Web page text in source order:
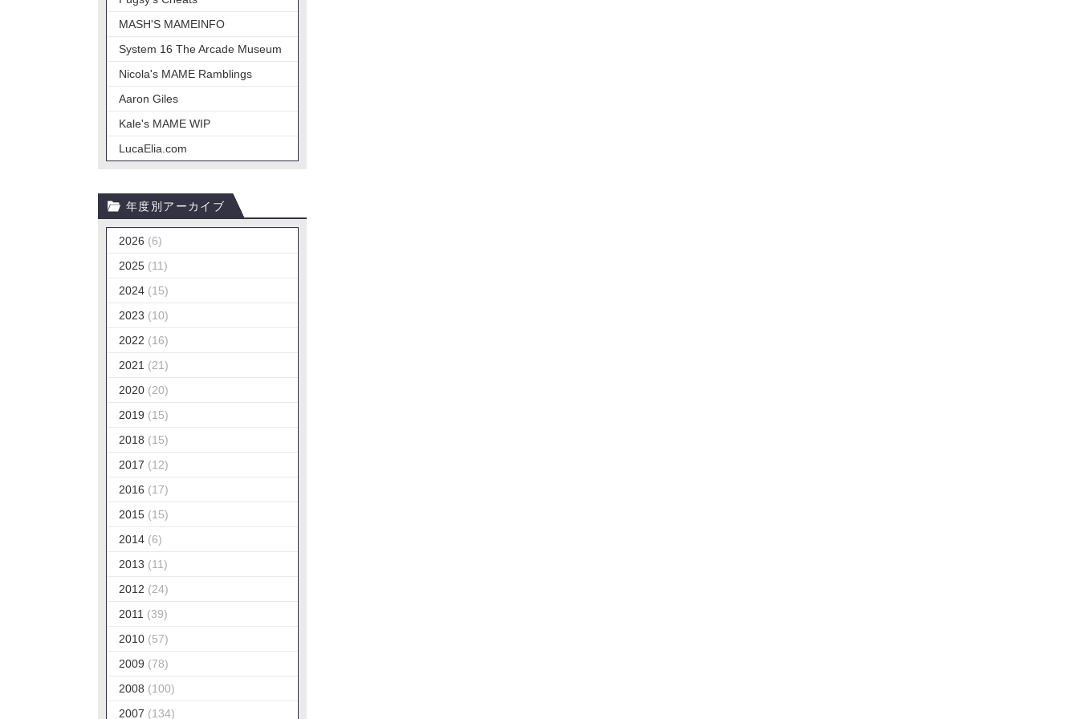
MASH'S MAMEINFO
System 16 The Arcade Museum
Nicola's MAME Ramblings
Aaron Giles
Kale's MAME WIP
LucaElia.com
年度別アーカイブ
2026 (6)
2025 (11)
2024 (15)
2023 (10)
2022 (16)
2021 (21)
2020 (20)
2019 (15)
2018 (15)
2017 (12)
2016 (17)
2015 (15)
2014 (6)
2013 (11)
2012 (24)
2011 (39)
2010 (57)
2009 (78)
2008 (100)
2007 (134)